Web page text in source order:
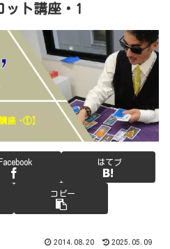
ット講座・1
Facebook はてブ
コピー
2014.08.20 2025.05.09